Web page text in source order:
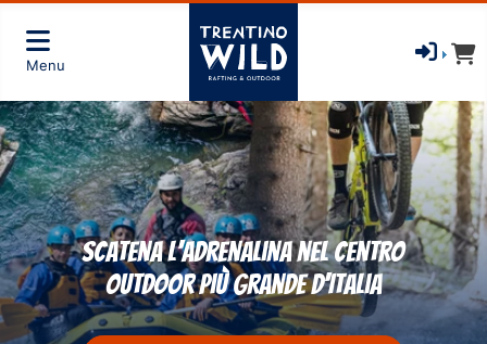
Menu
Scatena l'adrenalina nel centro
outdoor più grande d'Italia